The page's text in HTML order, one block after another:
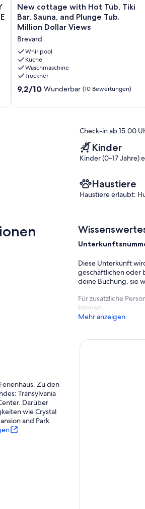
New
cottage
with
Hot
Tub,
Tiki
Bar,
Sauna,
and
Plunge
Million
New cottage with Hot Tub, Tiki
Bar, Sauna, and Plunge Tub.
Million Dollar Views
Brevard
Whirlpool
Küche
Waschmaschine
Trockner
9.2
10,
9,2/10 Wunderbar (10 Bewertungen)
Check-in ab 15:00
Kinder
Kinder (0–17 Jahre)
Haustiere
Haustiere erlaubt:
Diese Unterkunft
geschäftlichen oder
deine Buchung, sie
Für zusätzliche
können.
Mehr anzeigen
Zu den
Transylvania
Darüber
wie Crystal
and Park.